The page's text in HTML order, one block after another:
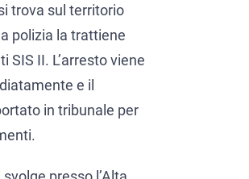
trova sul territorio
polizia la trattiene
SIS II. L’arresto viene
e il
in tribunale per